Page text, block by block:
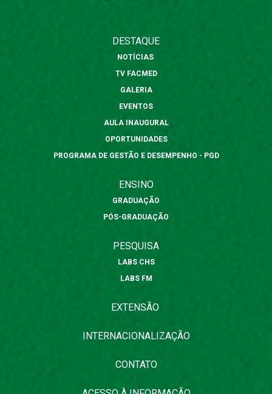
DESTAQUE
NOTÍCIAS
TV FACMED
GALERIA
EVENTOS
AULA INAUGURAL
OPORTUNIDADES
PROGRAMA DE GESTÃO E DESEMPENHO - PGD
ENSINO
GRADUAÇÃO
PÓS-GRADUAÇÃO
PESQUISA
LABS CHS
LABS FM
EXTENSÃO
INTERNACIONALIZAÇÃO
CONTATO